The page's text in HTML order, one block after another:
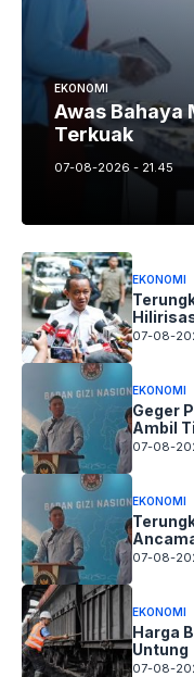
EKONOMI
Awas Bahaya
Terkuak
07-08-2026 - 21.45
EKONOMI
07-08-
EKONOMI
Geger
Ambil
07-08-
EKONOMI
07-08-
EKONOMI
Harga
Untung
07-08-